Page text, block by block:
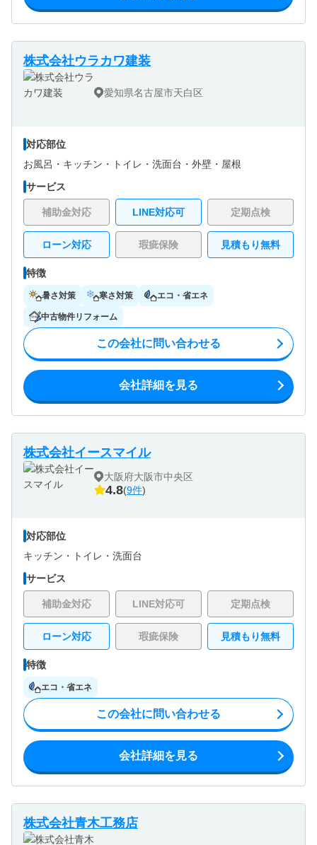
株式会社ウラカワ建装
愛知県名古屋市天白区
対応部位
お風呂・ キッチン・ トイレ・ 洗面台・ 外壁・ 屋根
サービス
補助金対応 LINE対応可 定期点検
ローン対応 瑕疵保険 見積もり無料
特徴
暑さ対策 寒さ対策 エコ・省エネ
中古物件リフォーム
この会社に問い合わせる
会社詳細を見る
株式会社イースマイル
大阪府大阪市中央区
4.8(9件)
対応部位
キッチン・
トイレ・ 洗面台
サービス
補助金対応 LINE対応可 定期点検
ローン対応 瑕疵保険 見積もり無料
特徴
エコ・省エネ
この会社に問い合わせる
会社詳細を見る
株式会社青木工務店